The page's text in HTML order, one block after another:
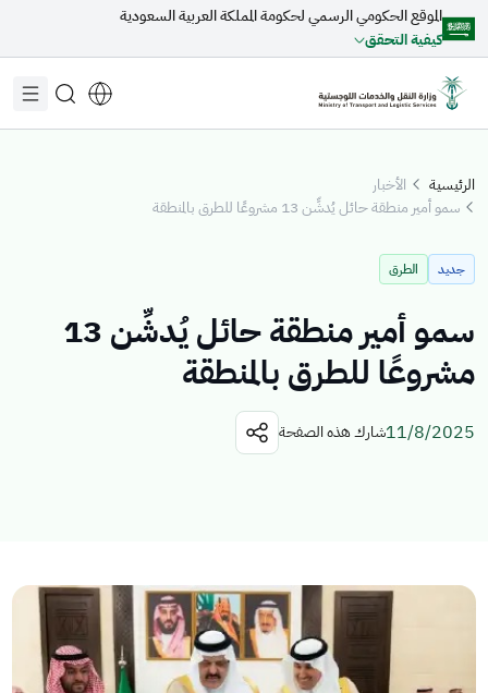
تخطي إلى المحتوى الرئيسي
الموقع الحكومي الرسمي لحكومة المملكة العربية السعودية
كيفية التحقق
الخدمات الإلكترونية
استكشف المواضيع
الخدمات الالكترونية
الأخبار
الاستراتيجية الوطنية للنقل والخدمات اللوجستية
عن الوزارة
الرئيسية
الأخبار
سمو أمير منطقة حائل يُدشِّن 13 مشروعًا للطرق بالمنطقة
جديد الطرق
سمو أمير منطقة حائل يُدشِّن 13
مشروعًا للطرق بالمنطقة
11/8/2025شارك هذه الصفحة